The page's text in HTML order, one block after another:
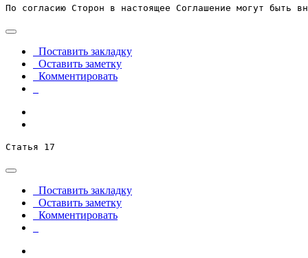
По согласию Сторон в настоящее Соглашение могут быть
Поставить закладку
Оставить заметку
Комментировать
Статья 17
Поставить закладку
Оставить заметку
Комментировать